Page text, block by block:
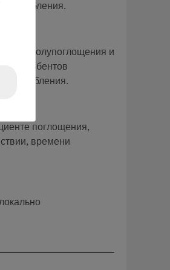
ослабления.
полупоглощения и
абсорбентов
ослабления.
поглощения,
времени